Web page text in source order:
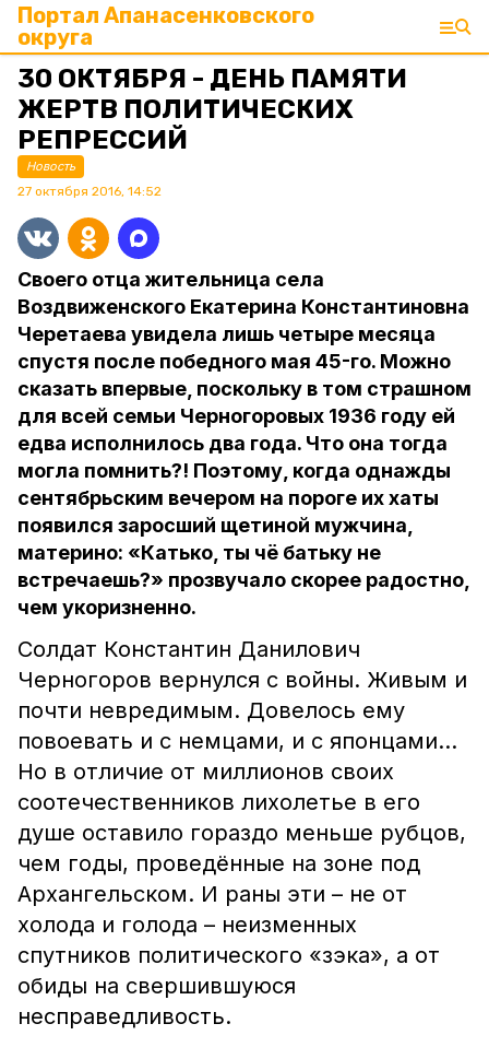
Портал Апанасенковского
округа
30 ОКТЯБРЯ - ДЕНЬ ПАМЯТИ
ЖЕРТВ ПОЛИТИЧЕСКИХ
РЕПРЕССИЙ
Новость
27 октября 2016, 14:52
Своего отца жительница села
Воздвиженского Екатерина Константиновна
Черетаева увидела лишь четыре месяца
спустя после победного мая 45-го. Можно
сказать впервые, поскольку в том страшном
для всей семьи Черногоровых 1936 году ей
едва исполнилось два года. Что она тогда
могла помнить?! Поэтому, когда однажды
сентябрьским вечером на пороге их хаты
появился заросший щетиной мужчина,
материно: «Катько, ты чё батьку не
встречаешь?» прозвучало скорее радостно,
чем укоризненно.
Солдат Константин Данилович
Черногоров вернулся с войны. Живым и
почти невредимым. Довелось ему
повоевать и с немцами, и с японцами…
Но в отличие от миллионов своих
соотечественников лихолетье в его
душе оставило гораздо меньше рубцов,
чем годы, проведённые на зоне под
Архангельском. И раны эти – не от
холода и голода – неизменных
спутников политического «зэка», а от
обиды на свершившуюся
несправедливость.